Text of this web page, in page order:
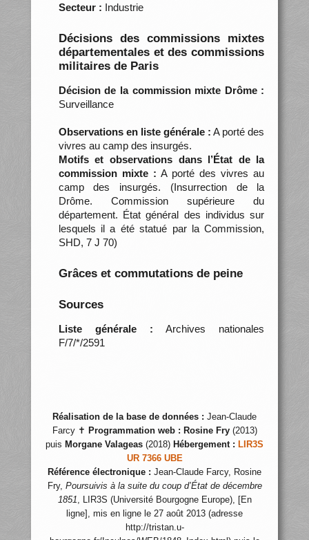
Secteur : Industrie
Décisions des commissions mixtes
départementales et des commissions
militaires de Paris
Décision de la commission mixte Drôme :
Surveillance
Observations en liste générale : A porté des
vivres au camp des insurgés.
Motifs et observations dans l’État de la
commission mixte : A porté des vivres au
camp des insurgés. (Insurrection de la
Drôme. Commission supérieure du
département. État général des individus sur
lesquels il a été statué par la Commission,
SHD, 7 J 70)
Grâces et commutations de peine
Sources
Liste générale : Archives nationales
F/7/*/2591
Réalisation de la base de données : Jean-Claude
Farcy ✝ Programmation web : Rosine Fry(2013)
puis Morgane Valageas (2018) Hébergement : LIR3S
UR 7366 UBE
Référence électronique : Jean-Claude Farcy, Rosine
Fry, Poursuivis à la suite du coup d’État de décembre
1851, LIR3S (Université Bourgogne Europe), [En
ligne], mis en ligne le 27 août 2013 (adresse
http://tristan.u-